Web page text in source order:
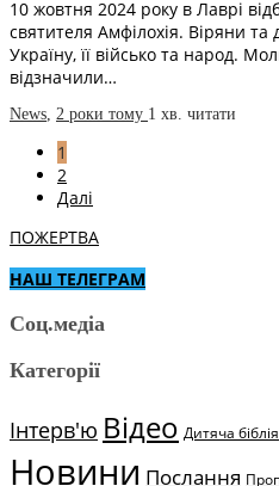
10 жовтня 2024 року в Лаврі
святителя Амфілохія. Віряни
Україну, її військо та народ.
відзначили…
News, 2 роки тому 1 хв. читати
1
2
Далі
ПОЖЕРТВА
НАШ ТЕЛЕГРАМ
Соц.медіа
Категорії
Інтерв'ю Відео Дитяча біблія
Новини Послання